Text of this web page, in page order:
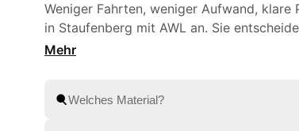
Weniger Fahrten, weniger Aufwand, klare
in Staufenberg mit AWL an. Sie
Wertstoffhof selbst ansteuern oder
Marburgin Ruhe.